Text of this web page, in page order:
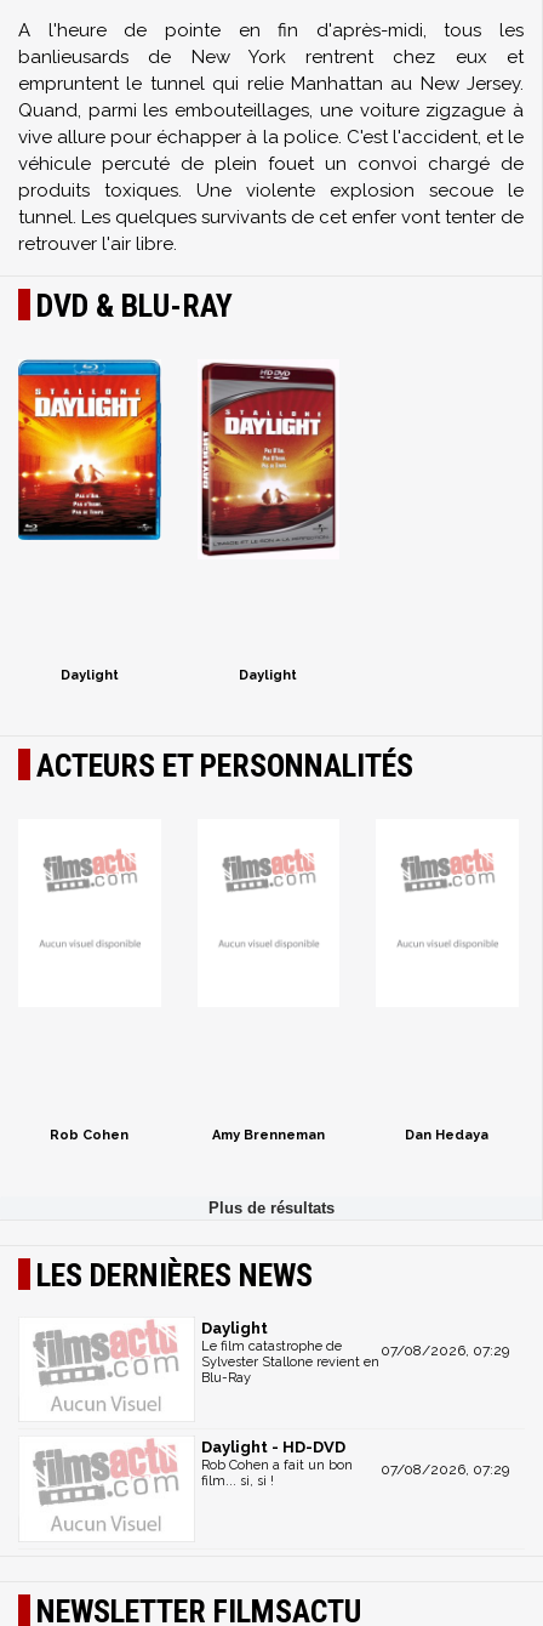
A l'heure de pointe en fin d'après-midi, tous les
banlieusards de New York rentrent chez eux et
empruntent le tunnel qui relie Manhattan au New Jersey.
Quand, parmi les embouteillages, une voiture zigzague à
vive allure pour échapper à la police. C'est l'accident, et le
véhicule percuté de plein fouet un convoi chargé de
produits toxiques. Une violente explosion secoue le
tunnel. Les quelques survivants de cet enfer vont tenter de
retrouver l'air libre.
DVD & BLU-RAY
Daylight Daylight
ACTEURS ET PERSONNALITÉS
Rob Cohen Amy Brenneman Dan Hedaya
LES DERNIÈRES NEWS
Daylight
07/08/2026, 07:29
Le film catastrophe de
Sylvester Stallone revient en
Blu-Ray
Daylight - HD-DVD
07/08/2026, 07:29
Rob Cohen a fait un bon
film... si, si !
NEWSLETTER FILMSACTU